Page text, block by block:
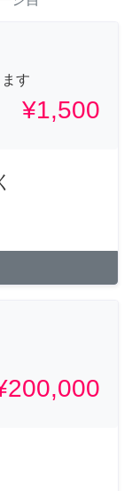
す
¥1,500